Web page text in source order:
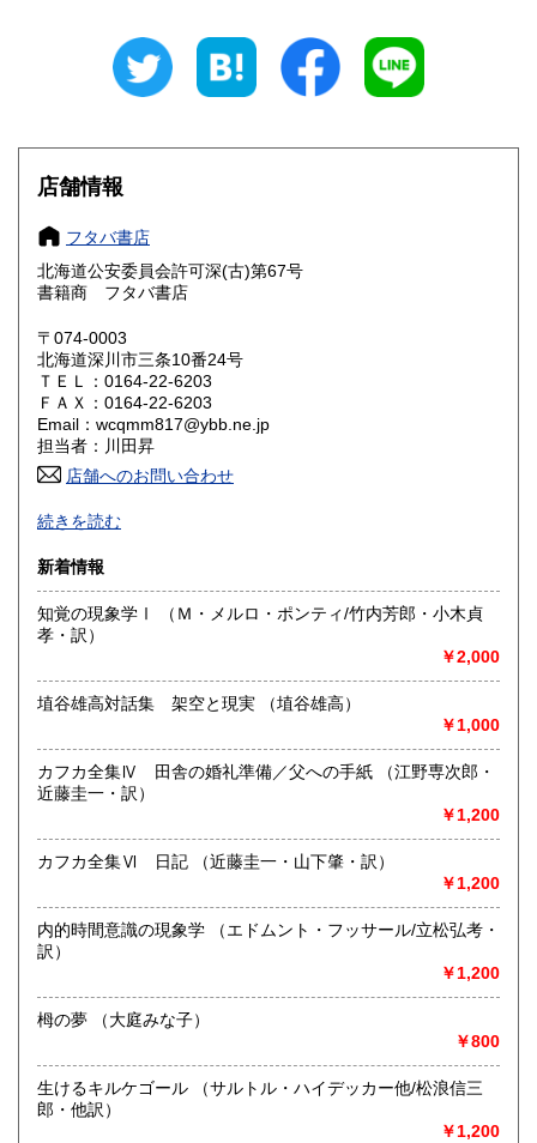
600円 三重県
大阪府
奈良県
鳥取県 600円 島根県
岡山県
山口県 600円
香川県
高知県 600円
佐賀県
熊本県 600円 大分県 600円
宮崎県
600円
店舗情報
フタバ書店
北海道公安委員会許可深(古)第67号
書籍商 フタバ書店
〒074-0003
北海道深川市三条10番24号
ＴＥＬ：0164-22-6203
ＦＡＸ：0164-22-6203
Email：wcqmm817@ybb.ne.jp
担当者：川田昇
店舗へのお問い合わせ
創業は昭和58年です。最近は古書の分野が増えました。迅
速な発送を心がけております。
沿線名：函館本線
最寄駅：深川駅
営業時間：午前10時から午後6時
定休日：月・火・水・木
書籍の買取について
取り扱い分野
哲学宗教、社会科学、自然科学、美術工芸、古典籍、趣味、
全集 コミック 古マンガ
続きを読む
新着情報
知覚の現象学Ⅰ （Ｍ・メルロ・ポンティ/竹内芳郎・小木貞
孝・訳）
￥2,000
埴谷雄高対話集 架空と現実 （埴谷雄高）
￥1,000
カフカ全集Ⅳ 田舎の婚礼準備／父への手紙 （江野専次郎・
近藤圭一・訳）
￥1,200
カフカ全集Ⅵ 日記 （近藤圭一・山下肇・訳）
￥1,200
内的時間意識の現象学 （エドムント・フッサール/立松弘考・
訳）
￥1,200
栂の夢 （大庭みな子）
￥800
生けるキルケゴール （サルトル・ハイデッカー他/松浪信三
郎・他訳）
￥1,200